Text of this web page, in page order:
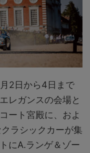
2日から4日まで
レガンスの会場と
ート宮殿に、およ
ラシックカーが集
にA.ランゲ＆ゾー